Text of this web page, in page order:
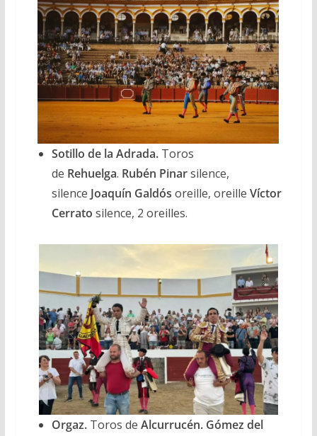
Sotillo de la Adrada.Toros
de Rehuelga. Rubén Pinarsilence,
silence Joaquín Galdós oreille, oreille Víctor
Cerrato silence, 2 oreilles.
Orgaz.Toros de Alcurrucén. Gómez del